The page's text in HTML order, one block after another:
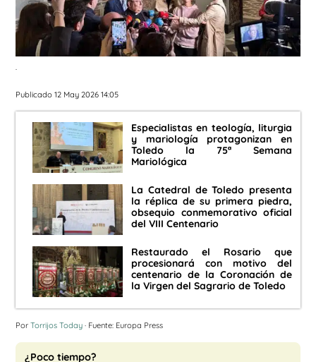
.
Publicado 12 May 2026 14:05
Especialistas en teología, liturgia
y mariología protagonizan en
Toledo la 75ª Semana
Mariológica
La Catedral de Toledo presenta
la réplica de su primera piedra,
obsequio conmemorativo oficial
del VIII Centenario
Restaurado el Rosario que
procesionará con motivo del
centenario de la Coronación de
la Virgen del Sagrario de Toledo
Por Torrijos Today · Fuente: Europa Press
¿Poco tiempo?